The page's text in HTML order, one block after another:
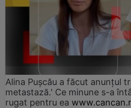
Alina Pușcău a făcut anunțul
metastază.' Ce minune s-a
rugat pentru ea